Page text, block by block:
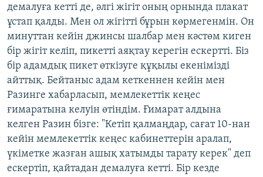
демалуға кетті де, әлгі жігіт оның орнында плакат
ұстап қалды. Мен ол жігітті бұрын көрмегенмін. Он
минуттан кейін джинсы шалбар мен кәстөм киген
бір жігіт келіп, пикетті аяқтау керегін ескертті. Біз
бір адамдық пикет өткізуге құқылы екенімізді
айттық. Бейтаныс адам кеткеннен кейін мен
Разинге хабарласып, мемлекеттік кеңес
ғимаратына келуін өтіндім. Ғимарат алдына
келген Разин бізге: "Кетіп қалмаңдар, сағат 10-нан
кейін мемлекеттік кеңес кабинеттерін аралап,
үкіметке жазған ашық хатымды тарату керек" деп
ескертіп, қайтадан демалуға кетті. Бір кезде